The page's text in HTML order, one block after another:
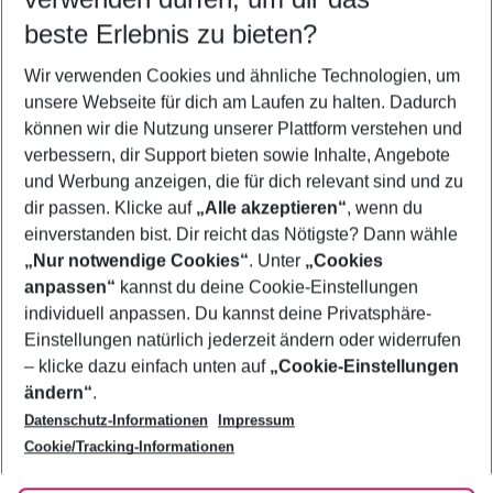
5-8 Nächte
2 Erwachsene Keine Kinder
Mehr Filter anzeigen
Footer
Footer navigation
Über uns
AGB
Bestpreisgarantie
Cookie-Einstellungen ändern
Cookie-Richtlinie
Agenturbetreuung
Barrierefreies Reisen
Folge uns
beste Erlebnis zu bieten?
Wir verwenden Cookies und ähnliche Technologien, um
unsere Webseite für dich am Laufen zu halten. Dadurch
können wir die Nutzung unserer Plattform verstehen und
verbessern, dir Support bieten sowie Inhalte, Angebote
und Werbung anzeigen, die für dich relevant sind und zu
dir passen. Klicke auf „Alle akzeptieren“, wenn du
einverstanden bist. Dir reicht das Nötigste? Dann wähle
„Nur notwendige Cookies“. Unter „Cookies
anpassen“ kannst du deine Cookie-Einstellungen
individuell anpassen. Du kannst deine Privatsphäre-
Einstellungen natürlich jederzeit ändern oder widerrufen
– klicke dazu einfach unten auf „Cookie-Einstellungen
ändern“.
Datenschutz-Informationen
Impressum
Cookie/Tracking-Informationen